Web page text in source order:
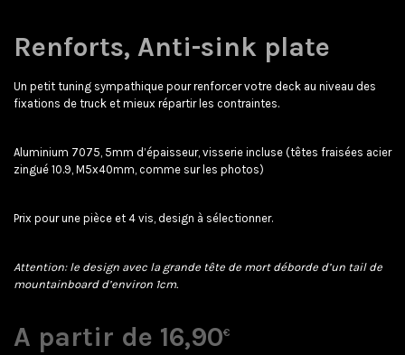
Renforts, Anti-sink plate
Un petit tuning sympathique pour renforcer votre deck au niveau des
fixations de truck et mieux répartir les contraintes.
Aluminium 7075, 5mm d’épaisseur, visserie incluse (têtes fraisées acier
zingué 10.9, M5x40mm, comme sur les photos)
Prix pour une pièce et 4 vis, design à sélectionner.
Attention: le design avec la grande tête de mort déborde d’un tail de
mountainboard d’environ 1cm.
A partir de 16,90€